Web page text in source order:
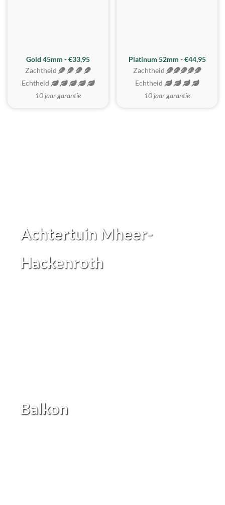
REALISTISCH
Gold 45mm - €33,95
Zachtheid
Echtheid
10 jaar garantie
ZACHTSTE
Platinum 52mm - €44,95
Zachtheid
Echtheid
10 jaar garantie
Achtertuin Mheer-
Hackenroth
Balkon